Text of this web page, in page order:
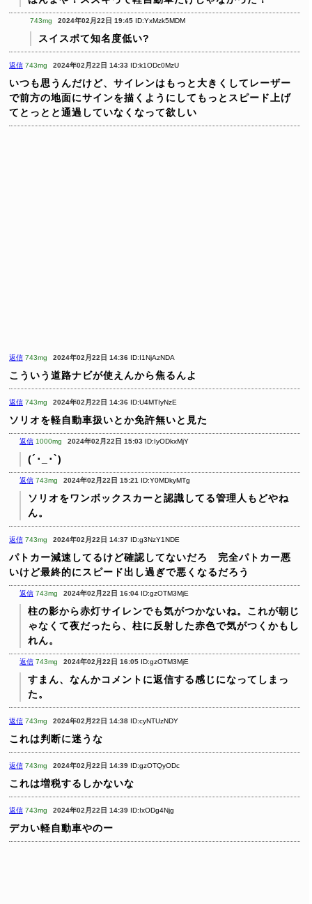
743mg 2024年02月22日 19:45 ID:YxMzk5MDM
スイスポて知名度低い?
返信 743mg 2024年02月22日 14:33 ID:k1ODc0MzU
いつも思うんだけど、サイレンはもっと大きくしてレーザー
で前方の地面にサインを描くようにしてもっとスピード上げ
てとっとと通過していなくなって欲しい
返信 743mg 2024年02月22日 14:36 ID:I1NjAzNDA
こういう道路ナビが使えんから焦るんよ
返信 743mg 2024年02月22日 14:36 ID:U4MTIyNzE
ソリオを軽自動車扱いとか免許無いと見た
返信 1000mg 2024年02月22日 15:03 ID:IyODkxMjY
(´･_･`)
返信 743mg 2024年02月22日 15:21 ID:Y0MDkyMTg
ソリオをワンボックスカーと認識してる管理人もどやね
ん。
返信 743mg 2024年02月22日 14:37 ID:g3NzY1NDE
パトカー減速してるけど確認してないだろ 完全パトカー悪
いけど最終的にスピード出し過ぎで悪くなるだろう
返信 743mg 2024年02月22日 16:04 ID:gzOTM3MjE
柱の影から赤灯サイレンでも気がつかないね。これが朝じ
ゃなくて夜だったら、柱に反射した赤色で気がつくかもし
れん。
返信 743mg 2024年02月22日 16:05 ID:gzOTM3MjE
すまん、なんかコメントに返信する感じになってしまっ
た。
返信 743mg 2024年02月22日 14:38 ID:cyNTUzNDY
これは判断に迷うな
返信 743mg 2024年02月22日 14:39 ID:gzOTQyODc
これは増税するしかないな
返信 743mg 2024年02月22日 14:39 ID:IxODg4Njg
デカい軽自動車やのー